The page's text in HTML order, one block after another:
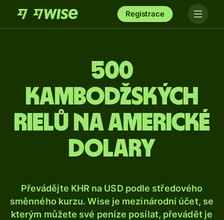
Registrace
500
kambodžských
rielů na americké
dolary
Převádějte KHR na USD podle středového
směnného kurzu. Wise je mezinárodní účet, se
kterým můžete své peníze posílat, převádět je